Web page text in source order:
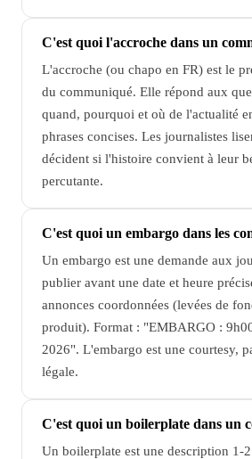
C'est quoi l'accroche dans un
L'accroche (ou chapo en FR) est le
du communiqué. Elle répond aux
quand, pourquoi et où de l'actualité
phrases concises. Les journalistes
décident si l'histoire convient à leur
percutante.
C'est quoi un embargo dans les
Un embargo est une demande aux
publier avant une date et heure
annonces coordonnées (levées de
produit). Format : "EMBARGO :
2026". L'embargo est une courtesy,
légale.
C'est quoi un boilerplate dans un
Un boilerplate est une description 1-